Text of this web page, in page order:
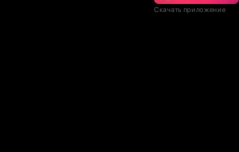
Скачать приложение